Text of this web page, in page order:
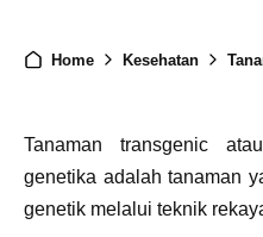
Home Kesehatan
Tanaman transgenic
genetika adalah tanaman
genetik melalui teknik